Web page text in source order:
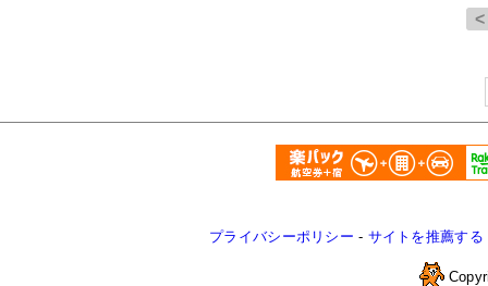
プライバシーポリシー - サイトを推薦する